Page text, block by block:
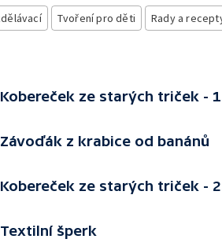
Tvoření pro děti Rady a
Kobereček ze starých triček -
Závoďák z krabice od banánů
Kobereček ze starých triček -
Textilní šperk